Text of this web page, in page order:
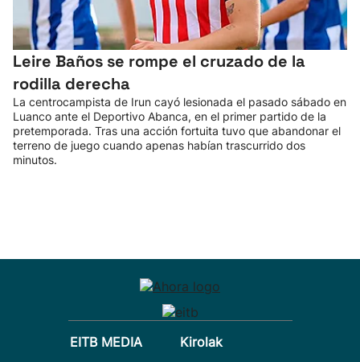
Leire Baños se rompe el cruzado de la
rodilla derecha
La centrocampista de Irun cayó lesionada el pasado sábado en
Luanco ante el Deportivo Abanca, en el primer partido de la
pretemporada. Tras una acción fortuita tuvo que abandonar el
terreno de juego cuando apenas habían trascurrido dos
minutos.
EITB MEDIA
Kirolak